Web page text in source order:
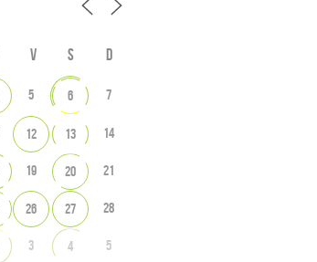
V S D
5 6 7
12 13 14
19 20 21
26 27 28
3 4 5